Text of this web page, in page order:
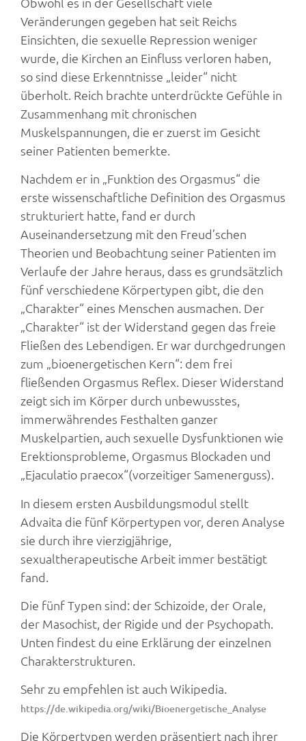
Veränderungen gegeben hat seit Reichs
Einsichten, die sexuelle Repression weniger
wurde, die Kirchen an Einfluss verloren haben,
so sind diese Erkenntnisse „leider“ nicht
überholt. Reich brachte unterdrückte Gefühle in
Zusammenhang mit chronischen
Muskelspannungen, die er zuerst im Gesicht
seiner Patienten bemerkte.
Nachdem er in „Funktion des Orgasmus“ die
erste wissenschaftliche Definition des Orgasmus
strukturiert hatte, fand er durch
Auseinandersetzung mit den Freud’schen
Theorien und Beobachtung seiner Patienten im
Verlaufe der Jahre heraus, dass es grundsätzlich
fünf verschiedene Körpertypen gibt, die den
„Charakter“ eines Menschen ausmachen. Der
„Charakter“ ist der Widerstand gegen das freie
Fließen des Lebendigen. Er war durchgedrungen
zum „bioenergetischen Kern“: dem frei
fließenden Orgasmus Reflex. Dieser Widerstand
zeigt sich im Körper durch unbewusstes,
immerwährendes Festhalten ganzer
Muskelpartien, auch sexuelle Dysfunktionen wie
Erektionsprobleme, Orgasmus Blockaden und
„Ejaculatio praecox“(vorzeitiger Samenerguss).
In diesem ersten Ausbildungsmodul stellt
Advaita die fünf Körpertypen vor, deren Analyse
sie durch ihre vierzigjährige,
sexualtherapeutische Arbeit immer bestätigt
fand.
Die fünf Typen sind: der Schizoide, der Orale,
der Masochist, der Rigide und der Psychopath.
Unten findest du eine Erklärung der einzelnen
Charakterstrukturen.
Sehr zu empfehlen ist auch Wikipedia.
https://de.wikipedia.org/wiki/Bioenergetische_Analyse
Die Körpertypen werden präsentiert nach ihrer